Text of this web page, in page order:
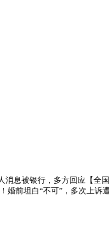
被银行，多方回应【全
前坦白“不可”，多次上诉